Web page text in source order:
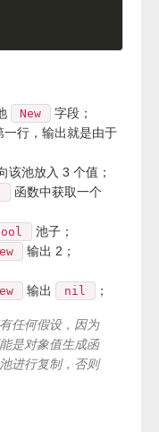
New
字段；
一行，输出就是由于
该池放入 3 个值；
函数中获取一个
池子；
输出 2；
输出 nil ；
任何假设，因为
是对象值生成函
进行复制，否则